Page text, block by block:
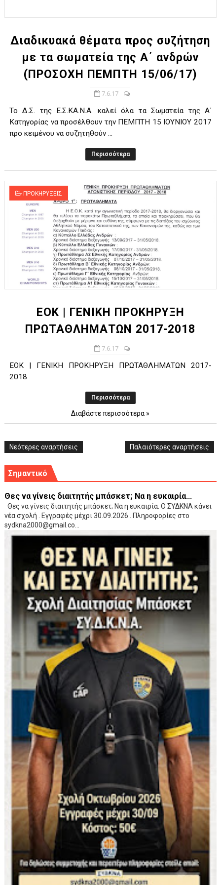
Ο δρόμος για τον 29ο τελικό κυπέλλου ανδρών ΕΣΚΑΝΑ
U21: Τεράστια πρόκριση για τον Πανελευσινιακό στον
Γ΄ανδρών play offs : "Σκληρό" καρύδι η Φιλία Περάματος
Διαδικυακά θέματα προς συζήτηση
με τα σωματεία της Α΄ ανδρών
(ΠΡΟΣΟΧΗ ΠΕΜΠΤΗ 15/06/17)
7.6.17
Το Δ.Σ. της Ε.Σ.ΚΑ.Ν.Α. καλεί όλα τα Σωματεία της Α΄
Κατηγορίας να προσέλθουν την ΠΕΜΠΤΗ 15 ΙΟΥΝΙΟΥ 2017
προ κειμένου να συζητηθούν ...
Περισσότερα
ΠΡΟΚΗΡΥΞΕΙΣ
EOK | ΓΕΝΙΚΗ ΠΡΟΚΗΡΥΞΗ
ΠΡΩΤΑΘΛΗΜΑΤΩΝ 2017-2018
7.6.17
EOK | ΓΕΝΙΚΗ ΠΡΟΚΗΡΥΞΗ ΠΡΩΤΑΘΛΗΜΑΤΩΝ 2017-
2018
Περισσότερα
Διαβάστε περισσότερα »
Νεότερες αναρτήσεις Παλαιότερες αναρτήσεις
Σημαντικό
Θες να γίνεις διαιτητής μπάσκετ; Να η ευκαιρία...
Θες να γίνεις διαιτητής μπάσκετ; Να η ευκαιρία. Ο ΣΥΔΚΝΑ κάνει
νέα σχολή . Εγγραφές μέχρι 30.09.2026 . Πληροφορίες στο
sydkna2000@gmail.co...